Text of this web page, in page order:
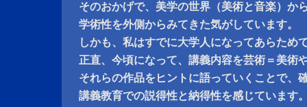
そのおかげで、美学の世界（美術と音楽）か
学術性を外側からみてきた気がしています。
しかも、私はすでに大学人になってあらため
正直、今頃になって、講義内容を芸術＝美術
それらの作品をヒントに語っていくことで、
講義教育での説得性と納得性を感じています